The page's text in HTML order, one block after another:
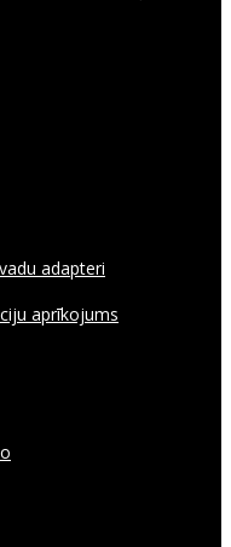
adapteri
aprīkojums